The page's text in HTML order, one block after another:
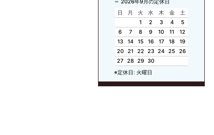
2026年9月の定休日
日
月 火 水 木 金
土
1
2 3 4
5
6
7 8 9 10 11
12
13
14 15 16 17 18
19
20
21 22 23 24 25 26
27 28 29 30
※定休日: 火曜日